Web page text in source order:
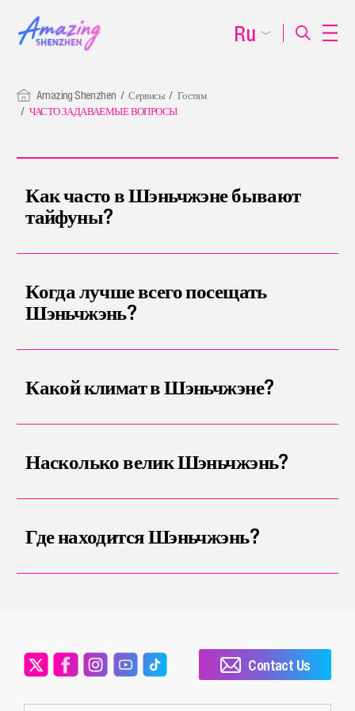
Amazing Shenzhen Сервисы
Гостям
ЧАСТО ЗАДАВАЕМЫЕ ВОПРОСЫ
Как часто в Шэньчжэне бывают
тайфуны?
Когда лучше всего посещать
Шэньчжэнь?
Какой климат в Шэньчжэне?
Насколько велик Шэньчжэнь?
Где находится Шэньчжэнь?
Ru
Contact Us